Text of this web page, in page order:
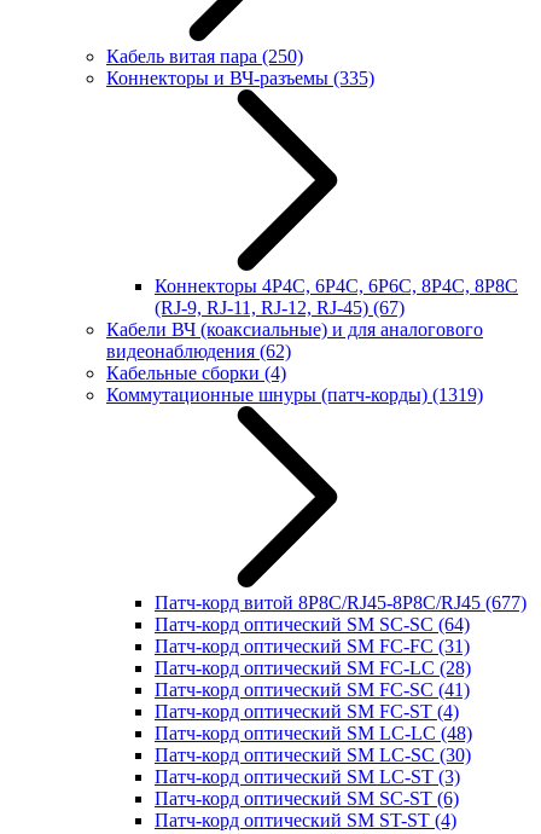
Кабель витая пара (250)
Коннекторы и ВЧ-разъемы (335)
Коннекторы 4P4C, 6P4C, 6P6C, 8P4C, 8P8C
(RJ-9, RJ-11, RJ-12, RJ-45) (67)
Кабели ВЧ (коаксиальные) и для аналогового
видеонаблюдения (62)
Кабельные сборки (4)
Коммутационные шнуры (патч-корды) (1319)
Патч-корд витой 8P8C/RJ45-8P8C/RJ45 (677)
Патч-корд оптический SM SC-SC (64)
Патч-корд оптический SM FC-FC (31)
Патч-корд оптический SM FC-LC (28)
Патч-корд оптический SM FC-SC (41)
Патч-корд оптический SM FC-ST (4)
Патч-корд оптический SM LC-LC (48)
Патч-корд оптический SM LC-SC (30)
Патч-корд оптический SM LC-ST (3)
Патч-корд оптический SM SC-ST (6)
Патч-корд оптический SM ST-ST (4)